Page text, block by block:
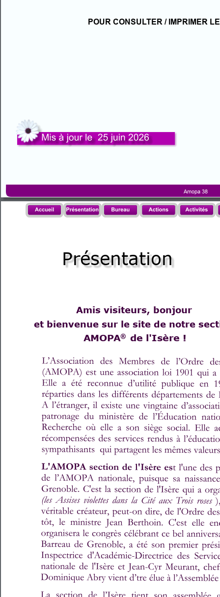
Amopa 38
POUR CONSULTER / IMPRIMER
Amis visiteurs, bonjour
et bienvenue sur le site de notre
AMOPA® de l'Isère !
Présentation